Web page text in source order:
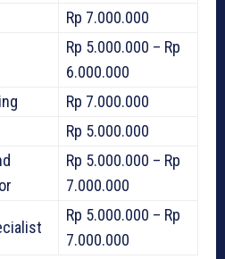
Rp 7.000.000
Rp 5.000.000 – Rp
6.000.000
Rp 7.000.000
Rp 5.000.000
Rp 5.000.000 – Rp
7.000.000
Rp 5.000.000 – Rp
7.000.000